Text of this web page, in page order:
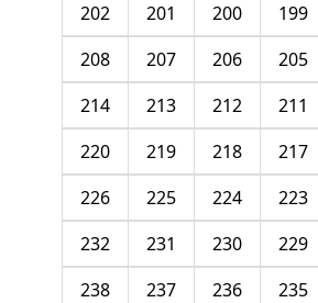
199
200
201
202
205
206
207
208
211
212
213
214
217
218
219
220
223
224
225
226
229
230
231
232
235
236
237
238